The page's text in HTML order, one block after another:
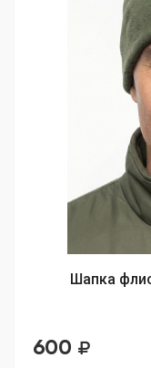
Шапка
600